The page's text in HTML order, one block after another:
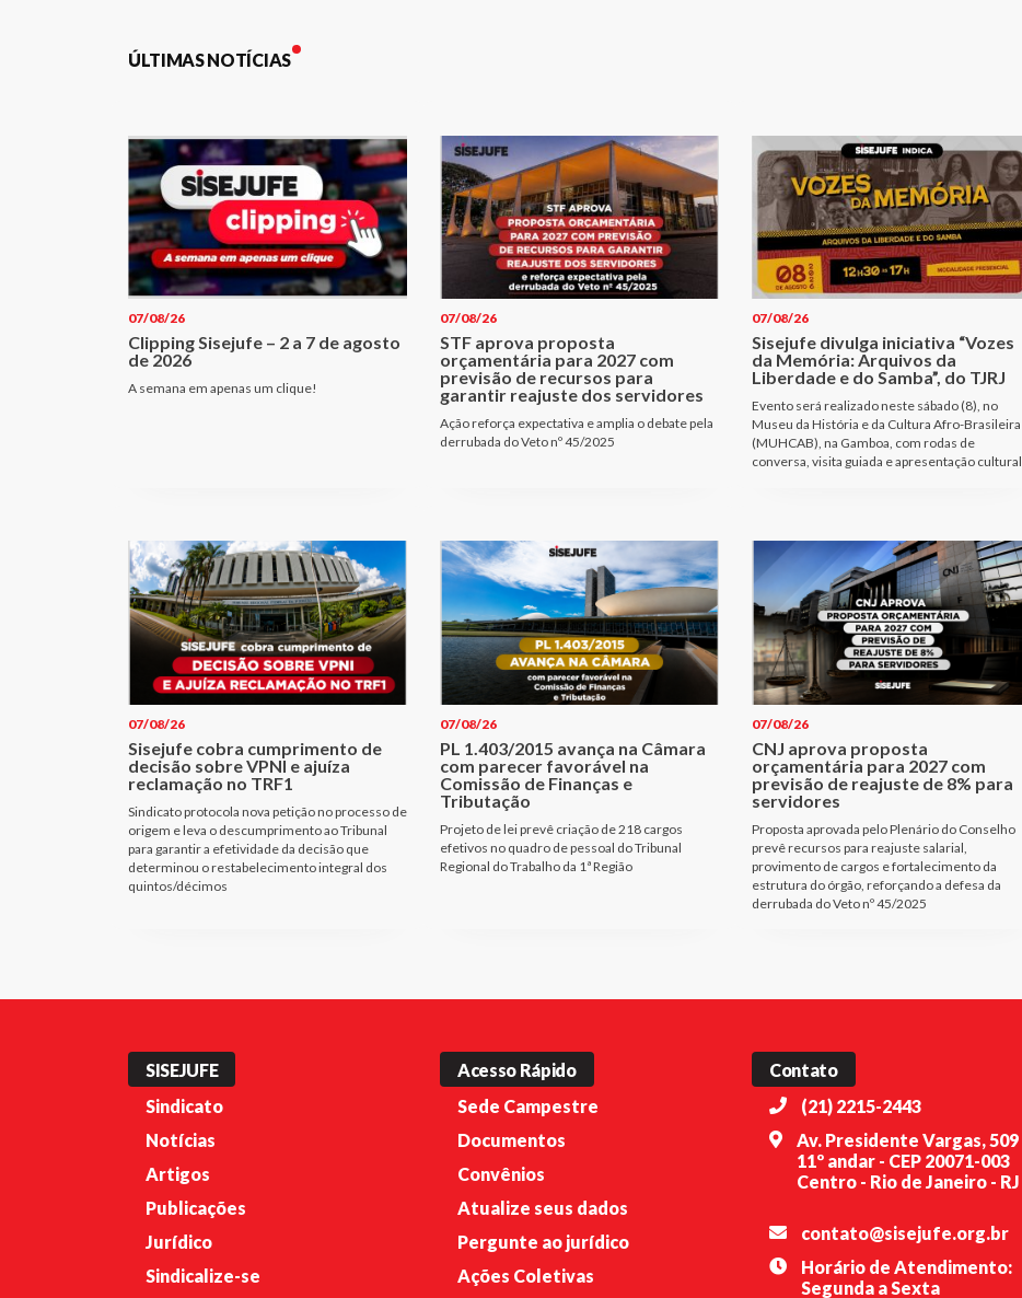
ÚLTIMAS NOTÍCIAS
07/08/26
Clipping Sisejufe – 2 a 7 de agosto
de 2026
A semana em apenas um clique!
07/08/26
STF aprova proposta
orçamentária para 2027 com
previsão de recursos para
garantir reajuste dos servidores
Ação reforça expectativa e amplia o debate pela
derrubada do Veto nº 45/2025
07/08/26
Sisejufe divulga iniciativa “Vozes
da Memória: Arquivos da
Liberdade e do Samba”, do TJRJ
Evento será realizado neste sábado (8), no
Museu da História e da Cultura Afro-Brasileira
(MUHCAB), na Gamboa, com rodas de
conversa, visita guiada e apresentação cultural
07/08/26
Sisejufe cobra cumprimento de
decisão sobre VPNI e ajuíza
reclamação no TRF1
Sindicato protocola nova petição no processo de
origem e leva o descumprimento ao Tribunal
para garantir a efetividade da decisão que
determinou o restabelecimento integral dos
quintos/décimos
07/08/26
PL 1.403/2015 avança na Câmara
com parecer favorável na
Comissão de Finanças e
Tributação
Projeto de lei prevê criação de 218 cargos
efetivos no quadro de pessoal do Tribunal
Regional do Trabalho da 1ª Região
07/08/26
CNJ aprova proposta
orçamentária para 2027 com
previsão de reajuste de 8% para
servidores
Proposta aprovada pelo Plenário do Conselho
prevê recursos para reajuste salarial,
provimento de cargos e fortalecimento da
estrutura do órgão, reforçando a defesa da
derrubada do Veto nº 45/2025
SISEJUFE
Sindicato
Notícias
Artigos
Publicações
Jurídico
Sindicalize-se
Acesso Rápido
Sede Campestre
Documentos
Convênios
Atualize seus dados
Pergunte ao jurídico
Ações Coletivas
Contato
(21) 2215-2443
Av. Presidente Vargas, 509
11º andar - CEP 20071-003
Centro - Rio de Janeiro - RJ
contato@sisejufe.org.br
Horário de Atendimento:
Segunda a Sexta